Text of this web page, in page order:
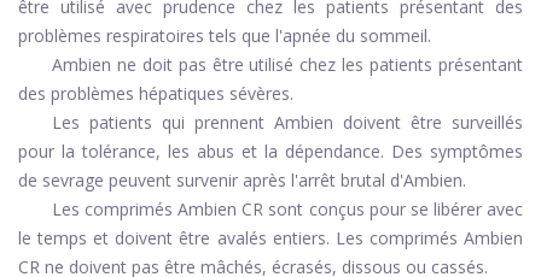
être utilisé avec prudence chez les patients présentant des
problèmes respiratoires tels que l'apnée du sommeil.
Ambien ne doit pas être utilisé chez les patients présentant
des problèmes hépatiques sévères.
Les patients qui prennent Ambien doivent être surveillés
pour la tolérance, les abus et la dépendance. Des symptômes
de sevrage peuvent survenir après l'arrêt brutal d'Ambien.
Les comprimés Ambien CR sont conçus pour se libérer avec
le temps et doivent être avalés entiers. Les comprimés Ambien
CR ne doivent pas être mâchés, écrasés, dissous ou cassés.